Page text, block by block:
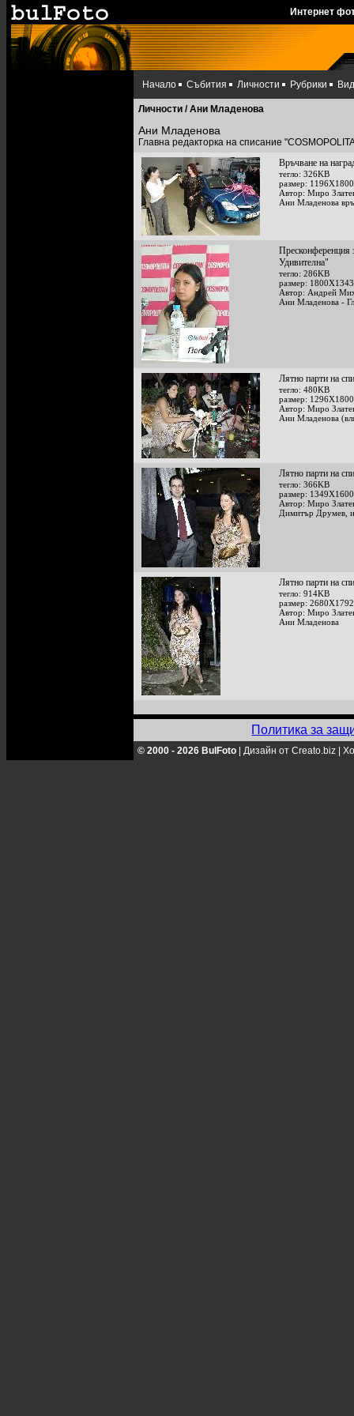
Интернет
Начало Събития Личности Рубрики
Личности / Ани Младенова
Ани Младенова
Главна редакторка на списание
Връчване на
тегло: 326KB
размер: 1196X1800
Автор: Миро
Ани Младенова
Пресконференция
Удивителна"
тегло: 286KB
размер: 1800X1343
Автор: Андрей
Ани Младенова -
Лятно парти на
тегло: 480KB
размер: 1296X1800
Автор: Миро
Ани Младенова
Лятно парти на
тегло: 366KB
размер: 1349X1600
Автор: Миро
Димитър Друмев,
Лятно парти на
тегло: 914KB
размер: 2680X1792
Автор: Миро
Ани Младенова
Политика за
© 2000 - 2026 BulFoto Дизайн от Creato.biz